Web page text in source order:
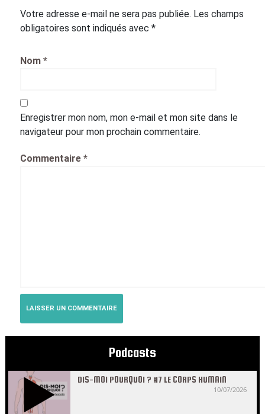
Votre adresse e-mail ne sera pas publiée. Les champs
obligatoires sont indiqués avec *
Nom *
Enregistrer mon nom, mon e-mail et mon site dans le
navigateur pour mon prochain commentaire.
Commentaire *
Podcasts
DIS-MOI POURQUOI ? #7 LE CORPS HUMAIN
10/07/2026